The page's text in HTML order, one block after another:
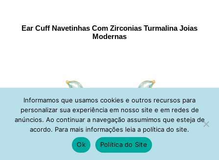
Ear Cuff Navetinhas Com Zirconias Turmalina Joias
Modernas
Informamos que usamos cookies e outros recursos para
personalizar sua experiência em nosso site e em redes de
anúncios. Ao continuar a navegação assumimos que esteja de
acordo. Para mais informações leia a política do site.
Ok
Política do Site